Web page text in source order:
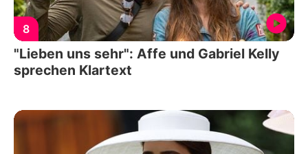
8
"Lieben uns sehr": Affe und Gabriel Kelly
sprechen Klartext